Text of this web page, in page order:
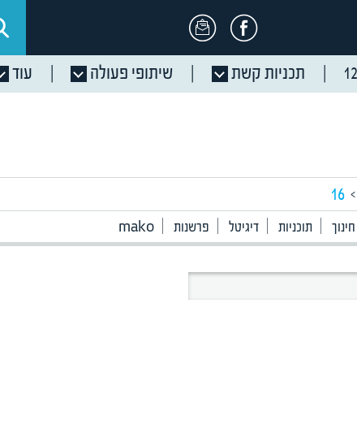
תכניות קשת שיתופי פעולה עוד
16
חינוך תוכניות דיגיטל פרשנות mako